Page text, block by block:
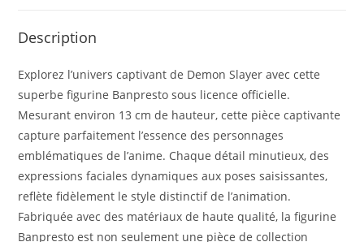
Description
Explorez l’univers captivant de Demon Slayer avec cette
superbe figurine Banpresto sous licence officielle.
Mesurant environ 13 cm de hauteur, cette pièce captivante
capture parfaitement l’essence des personnages
emblématiques de l’anime. Chaque détail minutieux, des
expressions faciales dynamiques aux poses saisissantes,
reflète fidèlement le style distinctif de l’animation.
Fabriquée avec des matériaux de haute qualité, la figurine
Banpresto est non seulement une pièce de collection